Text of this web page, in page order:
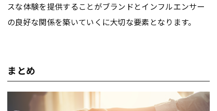
スな体験を提供することがブランドとインフルエンサー
の良好な関係を築いていくに大切な要素となります。
まとめ